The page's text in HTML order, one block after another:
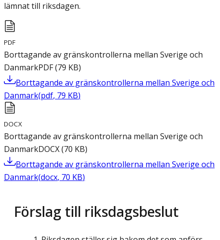
lämnat till riksdagen.
PDF
Borttagande av gränskontrollerna mellan Sverige och
DanmarkPDF(79 KB)
Borttagande av gränskontrollerna mellan Sverige och
Danmark(pdf, 79 KB)
DOCX
Borttagande av gränskontrollerna mellan Sverige och
DanmarkDOCX(70 KB)
Borttagande av gränskontrollerna mellan Sverige och
Danmark(docx, 70 KB)
Förslag till riksdagsbeslut